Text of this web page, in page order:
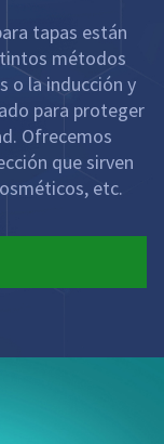
tapas están
métodos
o la inducción y
para proteger
Ofrecemos
que sirven
etc.